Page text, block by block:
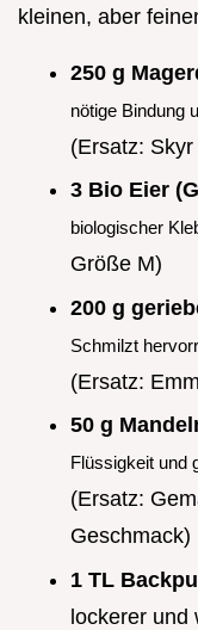
kleinen, aber
250 g
nötige Bindung
(Ersatz:
3 Bio Eier
biologischer
Größe M)
200 g
Schmilzt
(Ersatz:
50 g
Flüssigkeit und
(Ersatz:
Geschmack)
1 TL
lockerer und